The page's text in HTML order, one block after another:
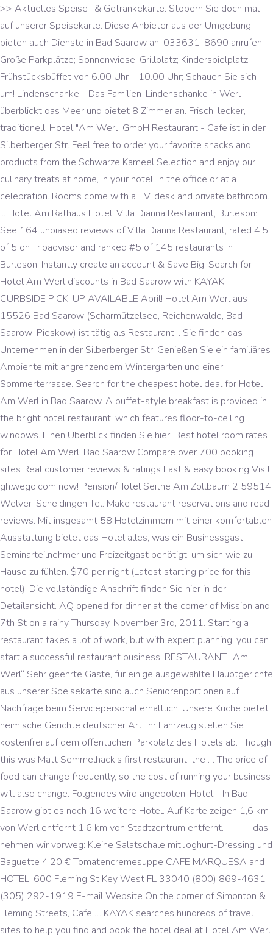
>> Aktuelles Speise- & Getränkekarte. Stöbern Sie doch mal
auf unserer Speisekarte. Diese Anbieter aus der Umgebung
bieten auch Dienste in Bad Saarow an. 033631-8690 anrufen.
Große Parkplätze; Sonnenwiese; Grillplatz; Kinderspielplatz;
Frühstücksbüffet von 6.00 Uhr – 10.00 Uhr; Schauen Sie sich
um! Lindenschanke - Das Familien-Lindenschanke in Werl
überblickt das Meer und bietet 8 Zimmer an. Frisch, lecker,
traditionell. Hotel "Am Werl" GmbH Restaurant - Cafe ist in der
Silberberger Str. Feel free to order your favorite snacks and
products from the Schwarze Kameel Selection and enjoy our
culinary treats at home, in your hotel, in the office or at a
celebration. Rooms come with a TV, desk and private bathroom.
... Hotel Am Rathaus Hotel. Villa Dianna Restaurant, Burleson:
See 164 unbiased reviews of Villa Dianna Restaurant, rated 4.5
of 5 on Tripadvisor and ranked #5 of 145 restaurants in
Burleson. Instantly create an account & Save Big! Search for
Hotel Am Werl discounts in Bad Saarow with KAYAK.
CURBSIDE PICK-UP AVAILABLE April! Hotel Am Werl aus
15526 Bad Saarow (Scharmützelsee, Reichenwalde, Bad
Saarow-Pieskow) ist tätig als Restaurant. . Sie finden das
Unternehmen in der Silberberger Str. Genießen Sie ein familiäres
Ambiente mit angrenzendem Wintergarten und einer
Sommerterrasse. Search for the cheapest hotel deal for Hotel
Am Werl in Bad Saarow. A buffet-style breakfast is provided in
the bright hotel restaurant, which features floor-to-ceiling
windows. Einen Überblick finden Sie hier. Best hotel room rates
for Hotel Am Werl, Bad Saarow Compare over 700 booking
sites Real customer reviews & ratings Fast & easy booking Visit
gh.wego.com now! Pension/Hotel Seithe Am Zollbaum 2 59514
Welver-Scheidingen Tel. Make restaurant reservations and read
reviews. Mit insgesamt 58 Hotelzimmern mit einer komfortablen
Ausstattung bietet das Hotel alles, was ein Businessgast,
Seminarteilnehmer und Freizeitgast benötigt, um sich wie zu
Hause zu fühlen. $70 per night (Latest starting price for this
hotel). Die vollständige Anschrift finden Sie hier in der
Detailansicht. AQ opened for dinner at the corner of Mission and
7th St on a rainy Thursday, November 3rd, 2011. Starting a
restaurant takes a lot of work, but with expert planning, you can
start a successful restaurant business. RESTAURANT „Am
Werl“ Sehr geehrte Gäste, für einige ausgewählte Hauptgerichte
aus unserer Speisekarte sind auch Seniorenportionen auf
Nachfrage beim Servicepersonal erhältlich. Unsere Küche bietet
heimische Gerichte deutscher Art. Ihr Fahrzeug stellen Sie
kostenfrei auf dem öffentlichen Parkplatz des Hotels ab. Though
this was Matt Semmelhack's first restaurant, the … The price of
food can change frequently, so the cost of running your business
will also change. Folgendes wird angeboten: Hotel - In Bad
Saarow gibt es noch 16 weitere Hotel. Auf Karte zeigen 1,6 km
von Werl entfernt 1,6 km von Stadtzentrum entfernt. _____ das
nehmen wir vorweg: Kleine Salatschale mit Joghurt-Dressing und
Baguette 4,20 € Tomatencremesuppe CAFE MARQUESA and
HOTEL; 600 Fleming St Key West FL 33040 (800) 869-4631
(305) 292-1919 E-mail Website On the corner of Simonton &
Fleming Streets, Cafe … KAYAK searches hundreds of travel
sites to help you find and book the hotel deal at Hotel Am Werl